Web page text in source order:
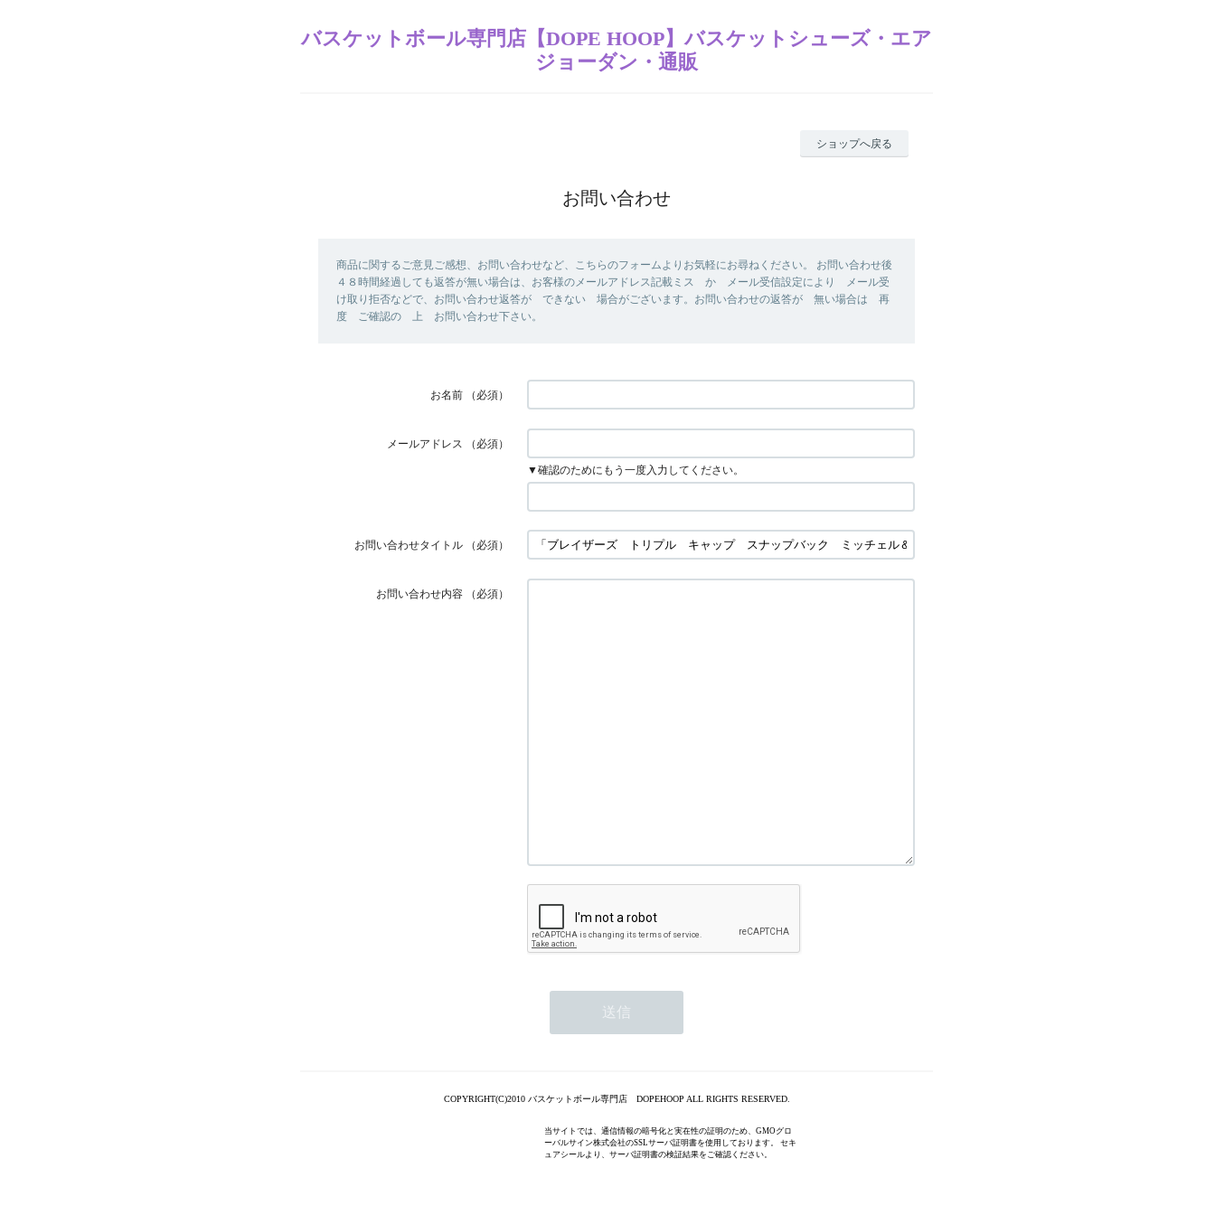
バスケットボール専門店【DOPE HOOP】バスケットシューズ・エア
ジョーダン・通販
ショップへ戻る
お問い合わせ
商品に関するご意見ご感想、お問い合わせなど、こちらのフォームよりお気軽にお尋ねください。 お問い合わせ後
４８時間経過しても返答が無い場合は、お客様のメールアドレス記載ミス か メール受信設定により メール受
け取り拒否などで、お問い合わせ返答が できない 場合がございます。お問い合わせの返答が 無い場合は 再
度 ご確認の 上 お問い合わせ下さい。
お名前 （必須）
メールアドレス （必須）
▼確認のためにもう一度入力してください。
お問い合わせタイトル （必須）
お問い合わせ内容 （必須）
COPYRIGHT(C)2010 バスケットボール専門店 DOPEHOOP ALL RIGHTS RESERVED.
当サイトでは、通信情報の暗号化と実在性の証明のため、GMOグロ
ーバルサイン株式会社のSSLサーバ証明書を使用しております。 セキ
ュアシールより、サーバ証明書の検証結果をご確認ください。